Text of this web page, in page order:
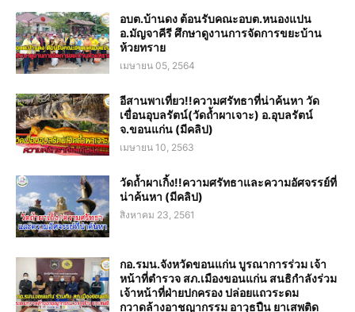
อบต.บ้านดง ต้อนรับคณะอบต.หนองแปน
อ.มัญจาคีรี ศึกษาดูงานการจัดการขยะบ้าน
ห้วยทราย
เมษายน 05, 2564
อีสานพาเที่ยว!!ความศรัทธาที่น่าค้นหา วัด
เขื่อนอุบลรัตน์(วัดถ้ำผาเจาะ) อ.อุบลรัตน์
จ.ขอนแก่น (มีคลิป)
เมษายน 10, 2563
วัดถ้ำผาเกิ้ง!!ความศรัทธาและความอัศจรรย์ที่
น่าค้นหา (มีคลิป)
สิงหาคม 23, 2561
กอ.รมน.จังหวัดขอนแก่น บูรณาการร่วม เจ้า
หน้าที่ตำรวจ สภ.เมืองขอนแก่น สนธิกำลังร่วม
เจ้าหน้าที่ฝ่ายปกครอง ปล่อยแถวระดม
กวาดล้างอาชญากรรม อาวุธปืน ยาเสพติด